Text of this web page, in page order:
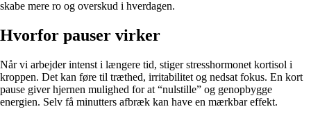
skabe mere ro og overskud i hverdagen.
Hvorfor pauser virker
Når vi arbejder intenst i længere tid, stiger stresshormonet kortisol i
kroppen. Det kan føre til træthed, irritabilitet og nedsat fokus. En kort
pause giver hjernen mulighed for at “nulstille” og genopbygge
energien. Selv få minutters afbræk kan have en mærkbar effekt.